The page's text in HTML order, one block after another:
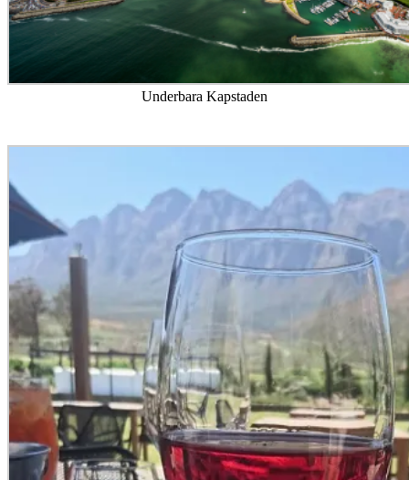
Underbara Kapstaden